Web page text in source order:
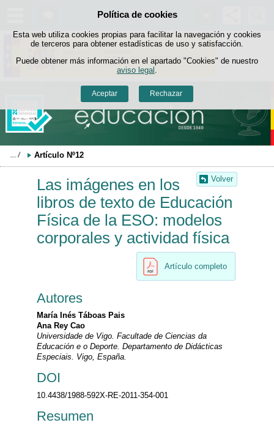
Política de cookies
Esta web utiliza cookies propias para facilitar la navegación y cookies
de terceros para obtener estadísticas de uso y satisfacción.
Puede obtener más información en el apartado "Cookies" de nuestro
aviso legal
Aceptar Rechazar
Saltar al contenido
Artículo Nº12
Volver
Las imágenes en los
libros de texto de Educación
Física de la ESO: modelos
corporales y actividad física
Artículo completo
Autores
María Inés Táboas Pais
Ana Rey Cao
Universidade de Vigo. Facultade de Ciencias da
Educación e o Deporte. Departamento de Didácticas
Especiais. Vigo, España.
DOI
10.4438/1988-592X-RE-2011-354-001
Resumen